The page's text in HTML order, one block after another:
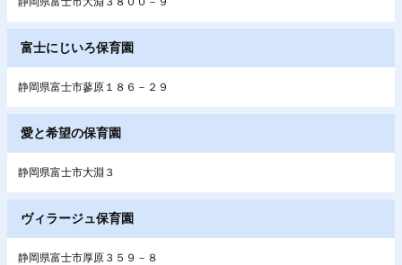
富士にじいろ保育園
静岡県富士市蓼原１８６－２９
愛と希望の保育園
静岡県富士市大淵３
ヴィラージュ保育園
静岡県富士市厚原３５９－８